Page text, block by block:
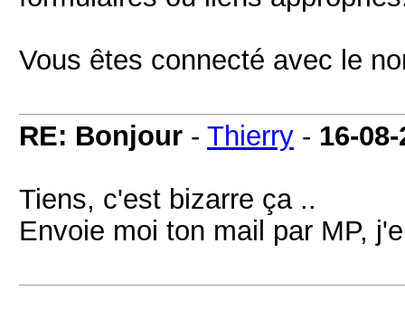
Vous êtes connecté avec le
RE: Bonjour - Thierry - 16-
Tiens, c'est bizarre ça ..
Envoie moi ton mail par MP,